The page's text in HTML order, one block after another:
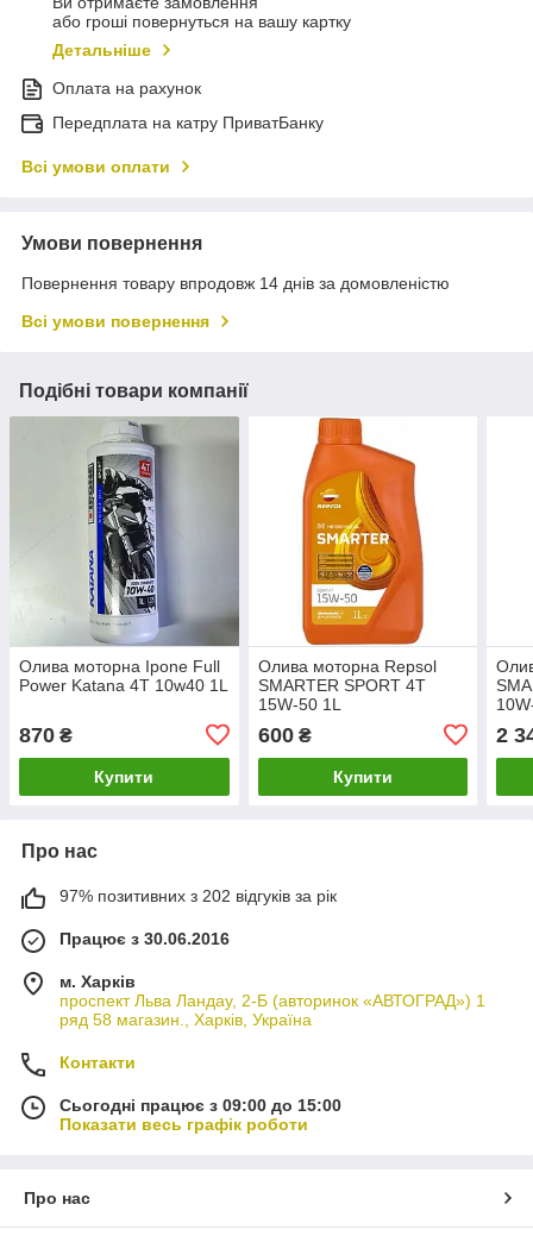
або гроші повернуться на вашу картку
Детальніше
Оплата на рахунок
Передплата на катру ПриватБанку
Всі умови оплати
Умови повернення
Повернення товару впродовж 14 днів за домовленістю
Всі умови повернення
Подібні товари компанії
Олива моторна Ipone Full
Power Katana 4T 10w40 1L
870 ₴
Купити
Олива моторна Repsol
SMARTER SPORT 4T
15W-50 1L
600₴
Купити
2
Про нас
97% позитивних з 202 відгуків за рік
Працює з 30.06.2016
м. Харків
проспект Льва Ландау, 2-Б (авторинок «АВТОГРАД») 1
ряд 58 магазин., Харків, Україна
Контакти
Сьогодні працює з 09:00 до 15:00
Показати весь графік роботи
Про нас